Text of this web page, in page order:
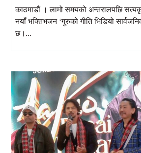
काठमाडौं । लामो समयको अन्तरालपछि
नयाँ भक्तिभजन ‘गुरुको गीति भिडियो
छ।...